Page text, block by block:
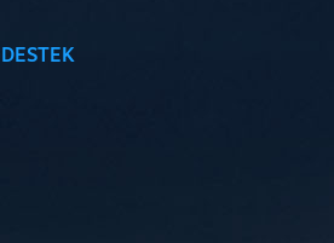
DESTEK